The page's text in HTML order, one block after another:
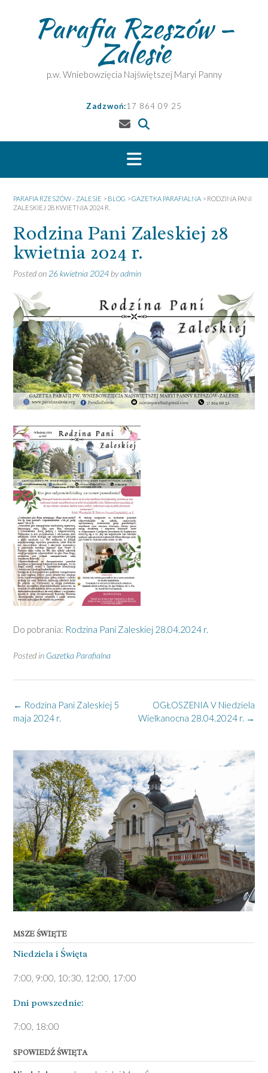
Parafia Rzeszów –
Zalesie
p.w. Wniebowzięcia Najświętszej Maryi Panny
Zadzwoń:17 864 09 25
PARAFIA RZESZÓW - ZALESIE > BLOG >GAZETKA PARAFIALNA > RODZINA PANI
ZALESKIEJ 28 KWIETNIA 2024 R.
Rodzina Pani Zaleskiej 28
kwietnia 2024 r.
Posted on 26 kwietnia 2024 byadmin
Do pobrania: Rodzina Pani Zaleskiej 28.04.2024 r.
Posted in Gazetka Parafialna
Post
navigation
OGŁOSZENIA V Niedziela
Wielkanocna 28.04.2024 r. →
← Rodzina Pani Zaleskiej 5
maja 2024 r.
MSZE ŚWIĘTE
Niedziela ­i Święta
7:00, 9:00, 10:30, 12:00, 17:00
Dni pows­zednie:
7­:00, 18:00­
SPOWIEDŹ ŚWIĘTA